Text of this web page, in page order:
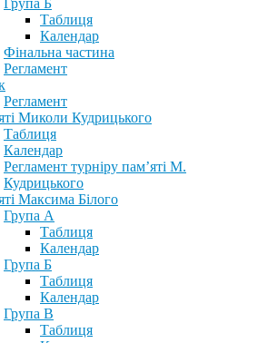
Група Б
Таблиця
Календар
Фінальна частина
Регламент
Регламент
Миколи Кудрицького
Таблиця
Календар
Регламент турніру пам’яті М.
Кудрицького
Максима Білого
Група А
Таблиця
Календар
Група Б
Таблиця
Календар
Група В
Таблиця